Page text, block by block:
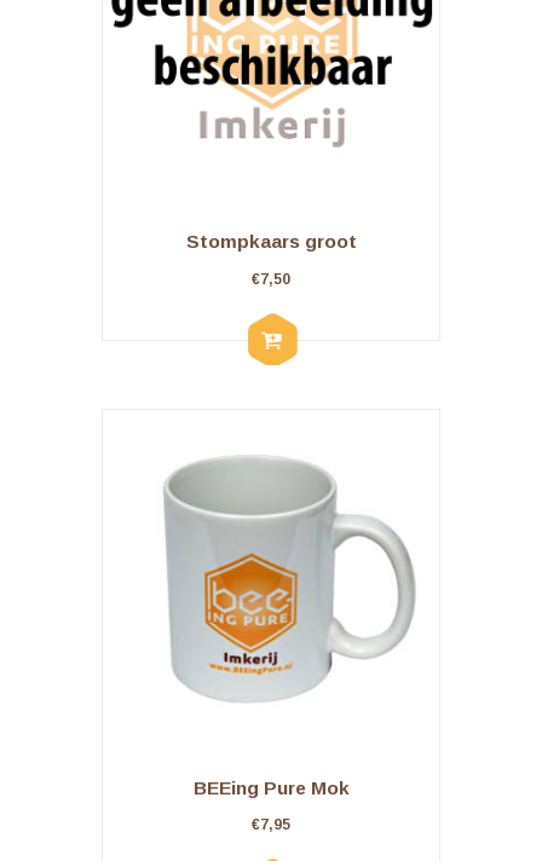
Stompkaars groot
€7,50
BEEing Pure Mok
€7,95